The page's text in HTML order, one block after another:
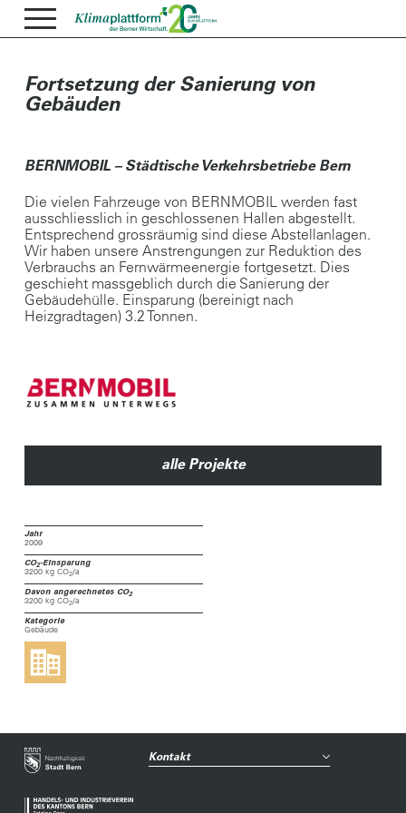
Fortsetzung der Sanierung von
Gebäuden
BERNMOBIL – Städtische Verkehrsbetriebe Bern
Jahr
2009
CO2-Einsparung
3200 kg CO2/a
Davon angerechnetes CO2
3200 kg CO2/a
Kategorie
Gebäude
Die vielen Fahrzeuge von BERNMOBIL werden fast
ausschliesslich in geschlossenen Hallen abgestellt.
Entsprechend grossräumig sind diese Abstellanlagen.
Wir haben unsere Anstrengungen zur Reduktion des
Verbrauchs an Fernwärmeenergie fortgesetzt. Dies
geschieht massgeblich durch die Sanierung der
Gebäudehülle. Einsparung (bereinigt nach
Heizgradtagen) 3.2 Tonnen.
alle Projekte
Kontakt